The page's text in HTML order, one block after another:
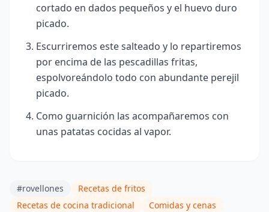
cortado en dados pequeños y el huevo duro
picado.
Escurriremos este salteado y lo repartiremos
por encima de las pescadillas fritas,
espolvoreándolo todo con abundante perejil
picado.
Como guarnición las acompañaremos con
unas patatas cocidas al vapor.
#rovellones
Recetas de fritos
Recetas de cocina tradicional
Comidas y cenas